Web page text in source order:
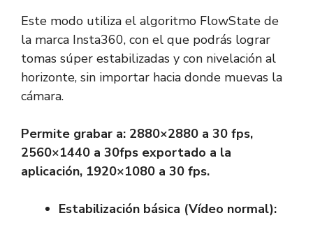
Este modo utiliza el algoritmo FlowState de
la marca Insta360, con el que podrás lograr
tomas súper estabilizadas y con nivelación al
horizonte, sin importar hacia donde muevas la
cámara.
Permite grabar a: 2880×2880 a 30 fps,
2560×1440 a 30fps exportado a la
aplicación, 1920×1080 a 30 fps.
Estabilización básica (Vídeo normal):